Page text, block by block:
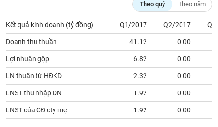
Theo quý Theo năm
Kết quả kinh doanh (tỷ đồng) Q1/2017 Q2/2017
Doanh thu thuần 41.12 0.00
Lợi nhuận gộp 6.82 0.00
LN thuần từ HĐKD 2.32 0.00
LNST thu nhập DN 1.92 0.00
LNST của CĐ cty mẹ 1.92 0.00
cáo
phân
tích
(-)
ngữ
(-)